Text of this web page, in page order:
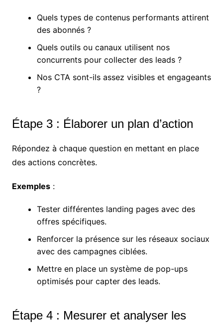
Quels types de contenus performants attirent
des abonnés ?
Quels outils ou canaux utilisent nos
concurrents pour collecter des leads ?
Nos CTA sont-ils assez visibles et engageants
?
Étape 3 : Élaborer un plan d’action
Répondez à chaque question en mettant en place
des actions concrètes.
Exemples:
Tester différentes landing pages avec des
offres spécifiques.
Renforcer la présence sur les réseaux sociaux
avec des campagnes ciblées.
Mettre en place un système de pop-ups
optimisés pour capter des leads.
Étape 4 : Mesurer et analyser les